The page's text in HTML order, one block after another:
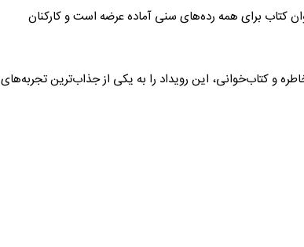
نمایشگاهی، بیش از ۳۰۰۰ عنوان کتاب برای همه رده‌های سنی آماده عرضه است و کارکنان
و کتاب‌خوانی، این رویداد را به یکی از جذاب‌ترین تجربه‌های